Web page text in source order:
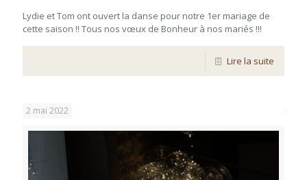
Lydie et Tom ont ouvert la danse pour notre 1er mariage de
cette saison !! Tous nos vœux de Bonheur à nos mariés !!!
Lire la suite
2 mai 2022